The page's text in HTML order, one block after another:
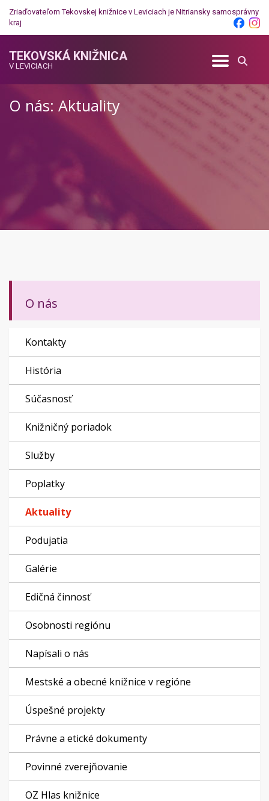
Zriaďovateľom Tekovskej knižnice v Leviciach je Nitriansky samosprávny
kraj
TEKOVSKÁ KNIŽNICA
V LEVICIACH
O nás: Aktuality
O nás
Kontakty
História
Súčasnosť
Knižničný poriadok
Služby
Poplatky
Aktuality
Podujatia
Galérie
Edičná činnosť
Osobnosti regiónu
Napísali o nás
Mestské a obecné knižnice v regióne
Úspešné projekty
Právne a etické dokumenty
Povinné zverejňovanie
OZ Hlas knižnice